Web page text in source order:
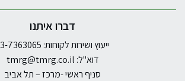
דברו איתנו
ייעוץ ושירות לקוחות: 03-7363065
דוא"ל: tmrg@tmrg.co.il
סניף ראשי -מרכז – תל אביב